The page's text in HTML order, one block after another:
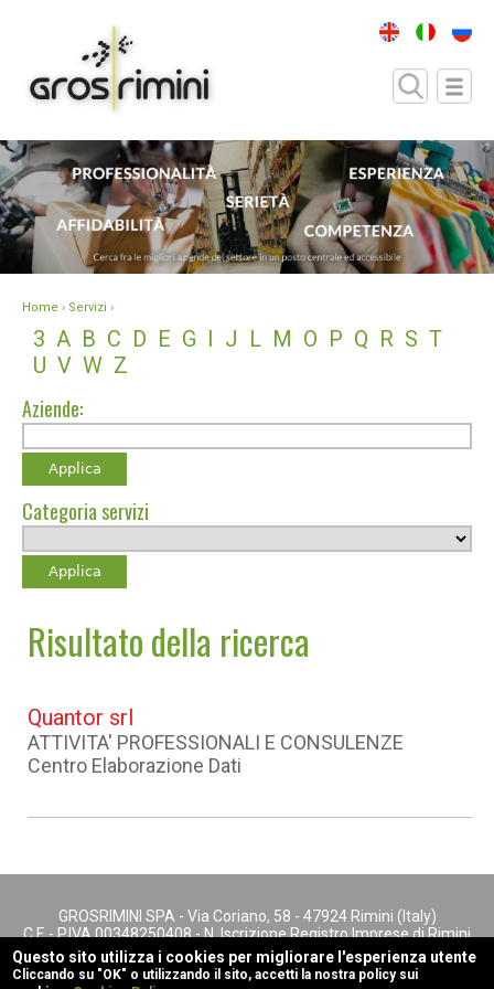
Home › Servizi ›
3 A B C D E G I J L M O P Q R S T
U V W Z
Aziende:
Categoria servizi
Risultato della ricerca
Quantor srl
ATTIVITA' PROFESSIONALI E CONSULENZE
Centro Elaborazione Dati
GROSRIMINI SPA - Via Coriano, 58 - 47924 Rimini (Italy)
C.F. - P.IVA 00348250408 - N. Iscrizione Registro Imprese di Rimini
- REA n. 147622
Questo sito utilizza i cookies per migliorare l'esperienza utente
Cliccando su "OK" o utilizzando il sito, accetti la nostra policy sui